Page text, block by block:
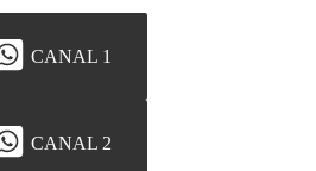
CANAL 1
CANAL 2